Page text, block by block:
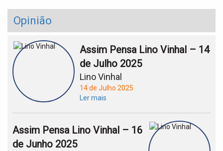
Opinião
Assim Pensa Lino Vinhal – 14
de Julho 2025
Lino Vinhal
14 de Julho 2025
Ler mais
Assim Pensa Lino Vinhal – 16
de Junho 2025